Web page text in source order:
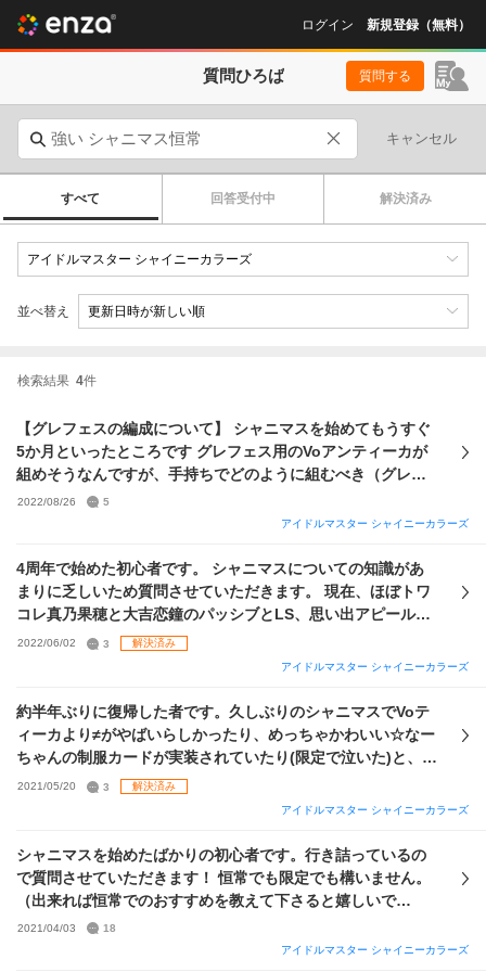
ログイン 新規登録（無料）
質問ひろば 質問する
キャンセル
すべて 回答受付中 解決済み
並べ替え
検索結果 4件
【グレフェスの編成について】 シャニマスを始めてもうすぐ
5か月といったところです グレフェス用のVoアンティーカが
組めそうなんですが、手持ちでどのように組むべき（グレフ
ェス編成、GRAD育成の編成両方とも）か皆さんのアドバイ
据えようと思っています、がどっちがどっちの方がいいか分
からないです（親愛のお守りのこともあるのでここで決めて
おきたい） 残りについて、リーダーはメンタルが多い方がい
いのは知っているので恋鐘のどれかを据えようと思っていま
すが、そのためには例えばMe上限200持ちのばりうまなら一
には三峰と咲耶かなと思っています 戦い方としては注目度ダ
ウンしつつ自傷でメンタル下げながらうまいことやっていく
（ざっくり）だと思っています（なので、SRではあるがメン
タル半分減らしてVo4倍の雨色三峰は編成に入れる価値あ
り？とも思っています） ちなみにP-SSR特訓はづきさんは6
強くないです マーメイドまみみは無凸ですし、基本的には恒
常orイベ産で… 絆優先でアンティーカ編成組んだらパッシブ
がとにかく弱くなること請け合いですね（奇譚霧子はましで
すが） まあでも、絆無視して若干は
子も（多分）いないので絆優先
2022/08/26
5
アイドルマスター シャイニーカラーズ
4周年で始めた初心者です。 シャニマスについての知識があ
まりに乏しいため質問させていただきます。 現在、ほぼトワ
コレ真乃果穂と大吉恋鐘のパッシブとLS、思い出アピールの
みに頼ったViイルミネでグレ5定住していました。 今回のグ
レフェスではたまたまルールが良かったのでグレ6昇格できそ
わるので、今から本気でGRAD、STEPに手を付けようと思っ
ているのですが、どうせならついでになるべく強い 編成を作
りたいと考えています。 さらに、期限付きサポートはづきさ
いのですが、どのような編成が良さそうでしょうか？ また、
その編成のレベル（グレ6定住、56交互など）も教えていただ
SSRです。 はづきさんはPが5枚、Sが期限付き込みで10枚、
シールなどですぐ交換できるのが2枚です。 また、6月8日以
降シャイニーパスで期限はづきさんが買えます。 さらに、グ
レフェス用に残しておいたセレチケVが1枚あります。 素人意
見ですが、個人的にはViイルミネかDaストレイが良さそうだ
2022/06/02 3
解決済み
アイドルマスター シャイニーカラーズ
約半年ぶりに復帰した者です。久しぶりのシャニマスでVoテ
ィーカより≠がやばいらしかったり、めっちゃかわいい☆なー
ちゃんの制服カードが実装されていたり(限定で泣いた)と、い
ろいろと衝撃を受けました。 本題に入りますがExスキルに
色々とテコ入れが入ってるらしく、この前のPカップは完全ス
てとりあえずEx集めからしようかな(カードは後々なんとかす
る)と考えているのですが、今の主流？がDaViと聞いて自分に
も編成作れるのかな〜？と思い質問しようと至りました。下
かこの中に無いけど恒常でこれが合うから出たら使えとかこ
2021/05/20 3
解決済み
アイドルマスター シャイニーカラーズ
シャニマスを始めたばかりの初心者です。行き詰っているの
で質問させていただきます！ 恒常でも限定でも構いません。
（出来れば恒常でのおすすめを教えて下さると嬉しいで
す！）コミュや発生イベントでなくて、単純に能力や育成に
、おすすめのプロデュース、サポートSSRを列挙
2021/04/03
18
アイドルマスター シャイニーカラーズ